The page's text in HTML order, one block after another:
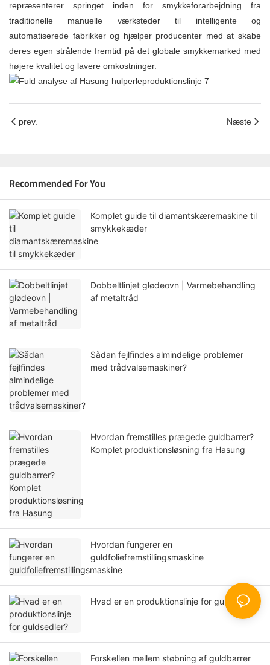
repræsenterer springet inden for smykkeforarbejdning fra
traditionelle manuelle værksteder til intelligente og
automatiserede fabrikker og hjælper producenter med at skabe
deres egen strålende fremtid på det globale smykkemarked med
højere kvalitet og lavere omkostninger.
prev. Næste
Recommended For You
Komplet guide til diamantskæremaskine til
smykkekæder
Dobbeltlinjet glødeovn | Varmebehandling
af metaltråd
Sådan fejlfindes almindelige problemer
med trådvalsemaskiner?
Hvordan fremstilles prægede guldbarrer?
Komplet produktionsløsning fra Hasung
Hvordan fungerer en
guldfoliefremstillingsmaskine
Hvad er en produktionslinje for guldsedler?
Forskellen mellem støbning af guldbarrer